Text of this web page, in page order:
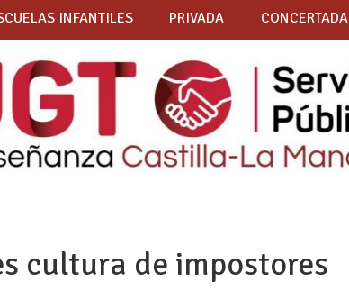
INFANTILES PRIVADA CONCERTADA
cultura de impostores